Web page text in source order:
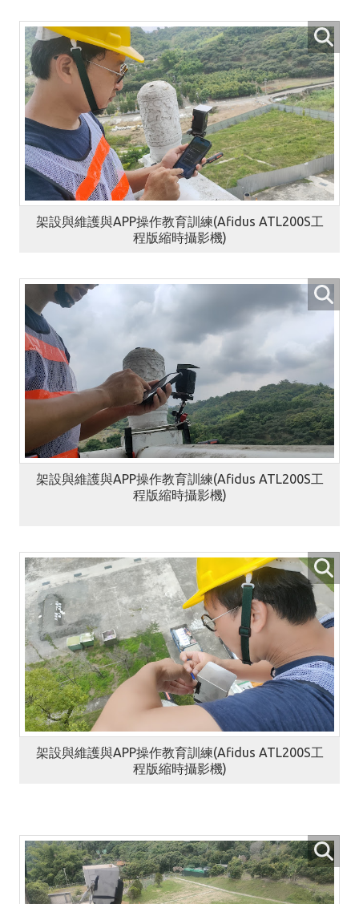
架設與維護與APP操作教育訓練(Afidus ATL200S工
程版縮時攝影機)
架設與維護與APP操作教育訓練(Afidus ATL200S工
程版縮時攝影機)
架設與維護與APP操作教育訓練(Afidus ATL200S工
程版縮時攝影機)